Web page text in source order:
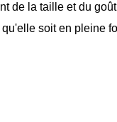
de la taille et du
soit en pleine